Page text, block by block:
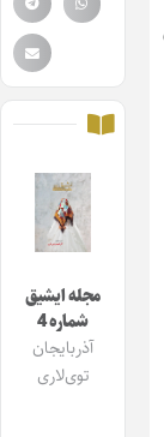
مجله ایشیق
شماره 4
آذربایجان
توی‌لاری